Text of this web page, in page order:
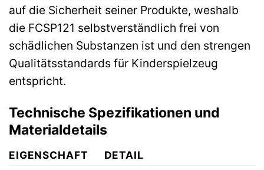
auf die Sicherheit seiner Produkte, weshalb
die FCSP121 selbstverständlich frei von
schädlichen Substanzen ist und den strengen
Qualitätsstandards für Kinderspielzeug
entspricht.
Technische Spezifikationen und
Materialdetails
EIGENSCHAFT DETAIL